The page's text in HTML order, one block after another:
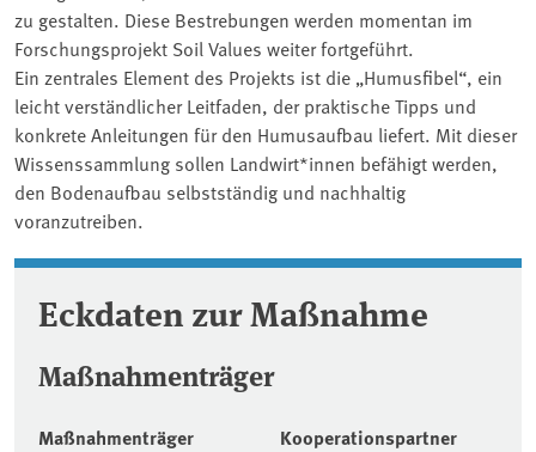
zu gestalten. Diese Bestrebungen werden momentan im
Forschungsprojekt Soil Values weiter fortgeführt.
Ein zentrales Element des Projekts ist die „Humusfibel“, ein
leicht verständlicher Leitfaden, der praktische Tipps und
konkrete Anleitungen für den Humusaufbau liefert. Mit dieser
Wissenssammlung sollen Landwirt*innen befähigt werden,
den Bodenaufbau selbstständig und nachhaltig
voranzutreiben.
Eckdaten zur Maßnahme
Maßnahmenträger
Maßnahmenträger Kooperationspartner